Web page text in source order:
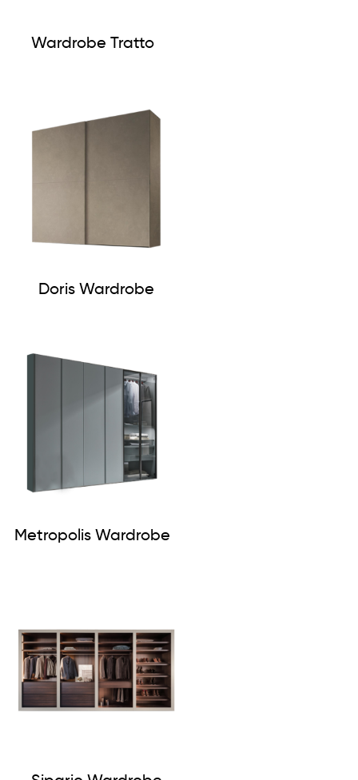
Wardrobe Tratto
Doris Wardrobe
Metropolis Wardrobe